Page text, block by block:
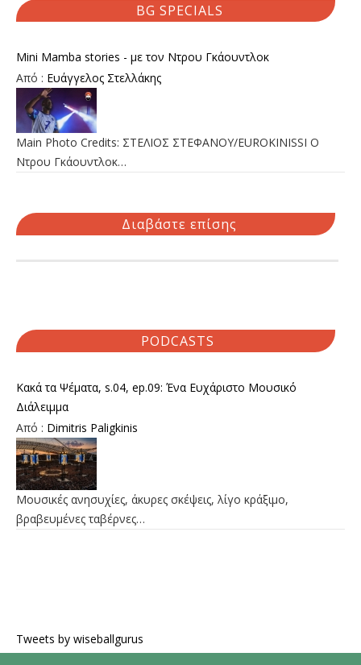
BG SPECIALS
Mini Mamba stories - με τον Ντρου Γκάουντλοκ
Από : Ευάγγελος Στελλάκης
Main Photo Credits: ΣΤΕΛΙΟΣ ΣΤΕΦΑΝΟΥ/EUROKINISSI Ο
Ντρου Γκάουντλοκ…
Διαβάστε επίσης
PODCASTS
Κακά τα Ψέματα, s.04, ep.09: Ένα Ευχάριστο Μουσικό
Διάλειμμα
Από : Dimitris Paligkinis
Μουσικές ανησυχίες, άκυρες σκέψεις, λίγο κράξιμο,
βραβευμένες ταβέρνες…
Tweets by wiseballgurus